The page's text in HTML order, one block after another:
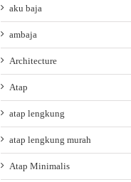
aku baja
ambaja
Architecture
Atap
atap lengkung
atap lengkung murah
Atap Minimalis